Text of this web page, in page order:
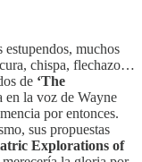
muchos
chispa, flechazo…
de ‘The
en la voz de Wayne
por entonces.
sus propuestas
Explorations of